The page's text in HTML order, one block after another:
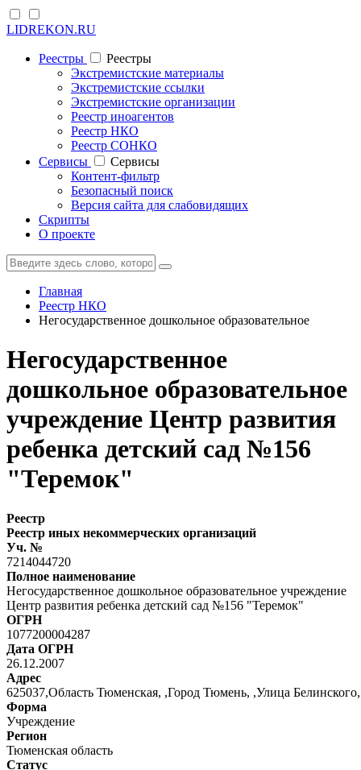
LIDREKON.RU
Реестры
Реестры
Экстремистские материалы
Экстремистские ссылки
Экстремистские организации
Реестр иноагентов
Реестр НКО
Реестр СОНКО
Cервисы
Cервисы
Контент-фильтр
Безопасный поиск
Версия сайта для слабовидящих
Скрипты
О проекте
Главная
Реестр НКО
Негосударственное дошкольное образовательное
Негосударственное
дошкольное образовательное
учреждение Центр развития
ребенка детский сад №156
"Теремок"
Реестр
Реестр иных некоммерческих организаций
Уч. №
7214044720
Полное наименование
Негосударственное дошкольное образовательное учреждение
Центр развития ребенка детский сад №156 "Теремок"
ОГРН
1077200004287
Дата ОГРН
26.12.2007
Адрес
625037,Область Тюменская, ,Город Тюмень, ,Улица
Форма
Учреждение
Регион
Тюменская область
Статус